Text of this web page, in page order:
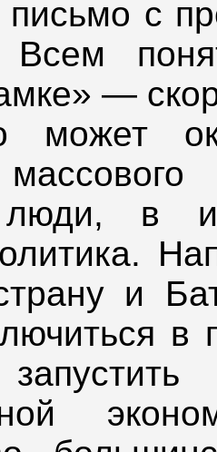
с
Всем
—
в
и
в